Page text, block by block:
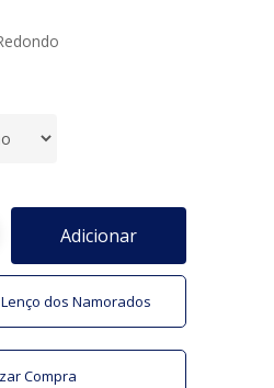
Adicionar
dos Namorados
Compra